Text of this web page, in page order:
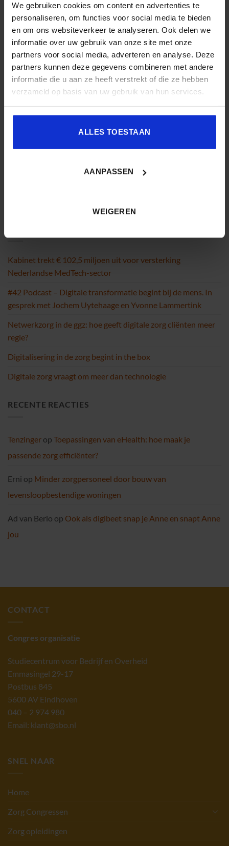
We gebruiken cookies om content en advertenties te
personaliseren, om functies voor social media te bieden
en om ons websiteverkeer te analyseren. Ook delen we
informatie over uw gebruik van onze site met onze
partners voor social media, adverteren en analyse. Deze
partners kunnen deze gegevens combineren met andere
informatie die u aan ze heeft verstrekt of die ze hebben
verzameld op basis van uw gebruik van hun services.
ALLES TOESTAAN
AANPASSEN
WEIGEREN
200 opleidingen en congressen over o.a.
onderwijs, veiligheid, milieu & RO, zorg,
bouw & infra en overheid.
#33 Podcast –
Burgerperspectief
belangrijker dan ooit bij
zorg. In gesprek met Astrid
Olsthoorn en Iris Seriese
#35 Podcast – Impact maken
bij het implementeren van
Kabinet trekt € 102,5 miljoen uit voor versterking
Nederlandse MedTech-sector
#42 Podcast – Digitale transformatie begint bij de mens. In
gesprek met Jochem Uytehaage en Yvonne Lammertink
Netwerkzorg in de ggz: hoe geeft digitale zorg cliënten meer
regie?
Digitalisering in de zorg begint in the box
Digitale zorg vraagt om meer dan technologie
RECENTE REACTIES
Tenzinger op Toepassingen van eHealth: hoe maak je
passende zorg efficiënter?
Erni op Minder zorgpersoneel door bouw van
levensloopbestendige woningen
Ad van Berlo op Ook als digibeet snap je Anne en snapt Anne
jou
CONTACT
Congres organisatie
Studiecentrum voor Bedrijf en Overheid
Emmasingel 29-17
Postbus 845
5600 AV Eindhoven
040 – 2 974 980
Email: klant@sbo.nl
SNEL NAAR
Home
Zorg Congressen
Zorg opleidingen